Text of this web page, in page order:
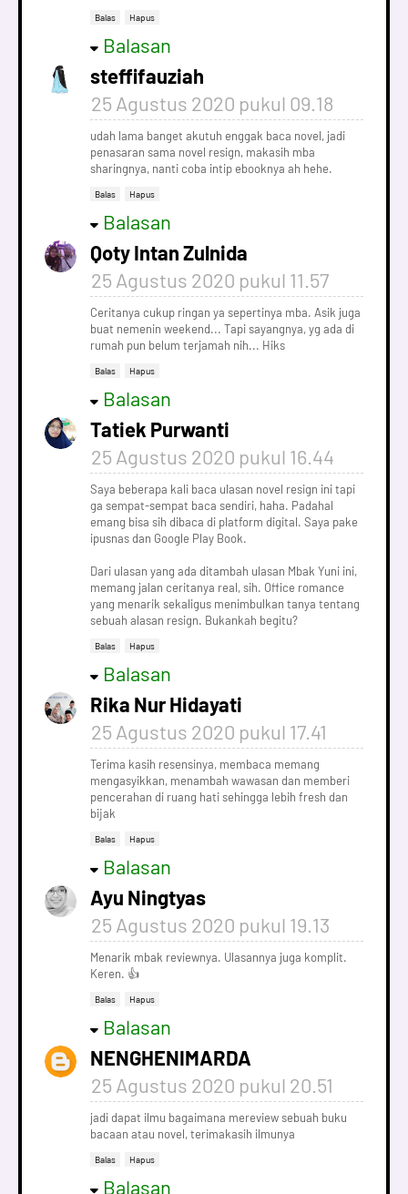
Balas Hapus
Balasan
steffifauziah
25 Agustus 2020 pukul 09.18
udah lama banget akutuh enggak baca novel, jadi
penasaran sama novel resign, makasih mba
sharingnya, nanti coba intip ebooknya ah hehe.
Balas Hapus
Balasan
Qoty Intan Zulnida
25 Agustus 2020 pukul 11.57
Ceritanya cukup ringan ya sepertinya mba. Asik juga
buat nemenin weekend... Tapi sayangnya, yg ada di
rumah pun belum terjamah nih... Hiks
Balas Hapus
Balasan
Tatiek Purwanti
25 Agustus 2020 pukul 16.44
Saya beberapa kali baca ulasan novel resign ini tapi
ga sempat-sempat baca sendiri, haha. Padahal
emang bisa sih dibaca di platform digital. Saya pake
ipusnas dan Google Play Book.
Dari ulasan yang ada ditambah ulasan Mbak Yuni ini,
memang jalan ceritanya real, sih. Office romance
yang menarik sekaligus menimbulkan tanya tentang
sebuah alasan resign. Bukankah begitu?
Balas Hapus
Balasan
Rika Nur Hidayati
25 Agustus 2020 pukul 17.41
Terima kasih resensinya, membaca memang
mengasyikkan, menambah wawasan dan memberi
pencerahan di ruang hati sehingga lebih fresh dan
bijak
Balas Hapus
Balasan
Ayu Ningtyas
25 Agustus 2020 pukul 19.13
Menarik mbak reviewnya. Ulasannya juga komplit.
Keren. 👍
Balas Hapus
Balasan
NENGHENIMARDA
25 Agustus 2020 pukul 20.51
jadi dapat ilmu bagaimana mereview sebuah buku
bacaan atau novel, terimakasih ilmunya
Balas Hapus
Balasan